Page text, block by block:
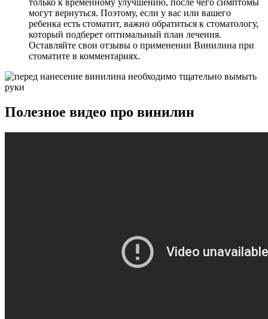
могут вернуться. Поэтому, если у вас или вашего
ребенка есть стоматит, важно обратиться к стоматологу,
который подберет оптимальный план лечения.
Оставляйте свои отзывы о применении Винилина при
стоматите в комментариях.
Полезное видео про винилин